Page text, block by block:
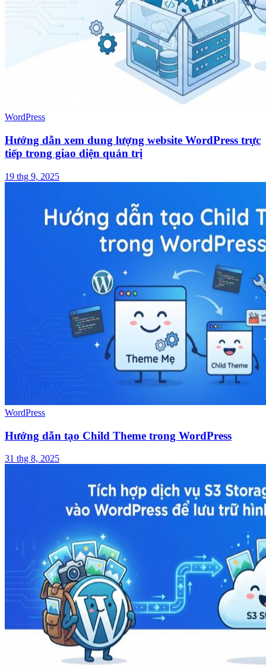
WordPress
Hướng dẫn xem dung lượng website WordPress trực
tiếp trong giao diện quản trị
19 thg 9, 2025
WordPress
Hướng dẫn tạo Child Theme trong WordPress
31 thg 8, 2025